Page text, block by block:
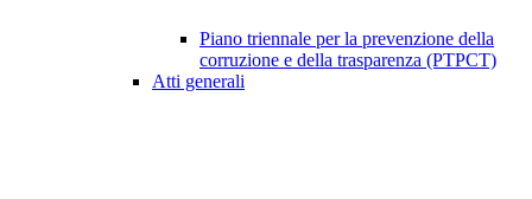
Piano triennale per la prevenzione della
corruzione e della trasparenza (PTPCT)
Atti generali